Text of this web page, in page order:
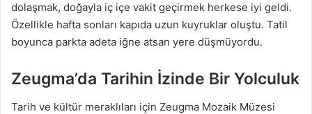
dolaşmak, doğayla iç içe vakit geçirmek herkese iyi geldi.
Özellikle hafta sonları kapıda uzun kuyruklar oluştu. Tatil
boyunca parkta adeta iğne atsan yere düşmüyordu.
Zeugma’da Tarihin İzinde Bir Yolculuk
Tarih ve kültür meraklıları için Zeugma Mozaik Müzesi